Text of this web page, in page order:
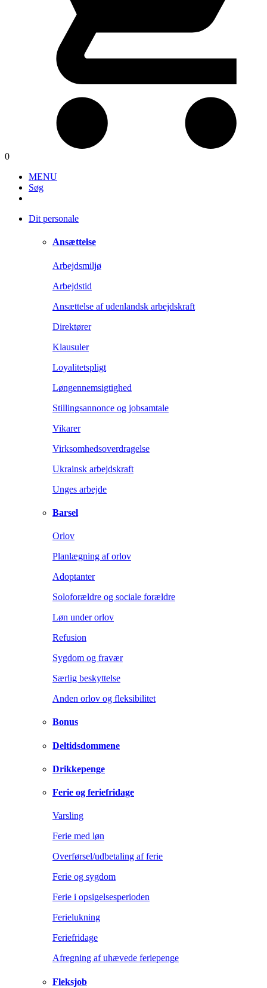
0
MENU
Søg
Dit personale
Ansættelse
Arbejdsmiljø
Arbejdstid
Ansættelse af udenlandsk arbejdskraft
Direktører
Klausuler
Loyalitetspligt
Løngennemsigtighed
Stillingsannonce og jobsamtale
Vikarer
Virksomhedsoverdragelse
Ukrainsk arbejdskraft
Unges arbejde
Barsel
Orlov
Planlægning af orlov
Adoptanter
Soloforældre og sociale forældre
Løn under orlov
Refusion
Sygdom og fravær
Særlig beskyttelse
Anden orlov og fleksibilitet
Bonus
Deltidsdommene
Drikkepenge
Ferie og feriefridage
Varsling
Ferie med løn
Overførsel/udbetaling af ferie
Ferie og sygdom
Ferie i opsigelsesperioden
Ferielukning
Feriefridage
Afregning af uhævede feriepenge
Fleksjob